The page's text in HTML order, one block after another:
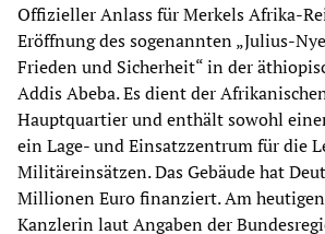
Offizieller Anlass für Merkels Afrika-
Eröffnung des sogenannten „Julius-
Frieden und Sicherheit“ in der
Addis Abeba. Es dient der
Hauptquartier und enthält sowohl
ein Lage- und Einsatzzentrum für die
Militäreinsätzen. Das Gebäude hat
Millionen Euro finanziert. Am
Kanzlerin laut Angaben der